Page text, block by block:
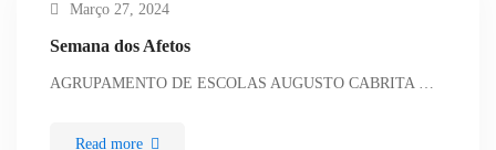
Março 27, 2024
Semana dos Afetos
AGRUPAMENTO DE ESCOLAS AUGUSTO CABRITA …
Read more